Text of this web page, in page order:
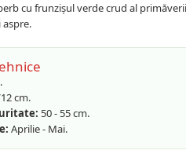
cu frunzișul verde crud al
cm.
50 - 55 cm.
Aprilie - Mai.